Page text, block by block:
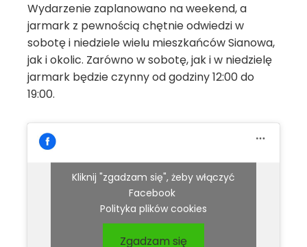
Wydarzenie zaplanowano na weekend, a
jarmark z pewnością chętnie odwiedzi w
sobotę i niedziele wielu mieszkańców Sianowa,
jak i okolic. Zarówno w sobotę, jak i w niedzielę
jarmark będzie czynny od godziny 12:00 do
19:00.
Kliknij "zgadzam się", żeby włączyć
Facebook
Polityka plików cookies
Zgadzam się